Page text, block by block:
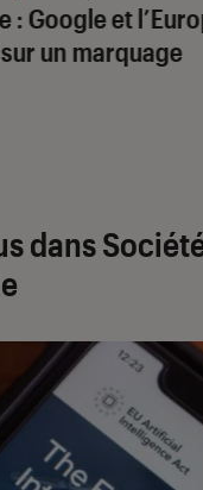
: Google et
un marquage
dans